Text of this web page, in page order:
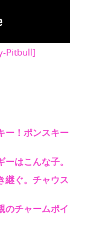
Pitbull]
ー！ポンスキー
はこんな子。
継ぐ。チャウス
のチャームポイ